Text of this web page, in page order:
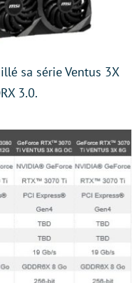
sa série Ventus 3X
3.0.